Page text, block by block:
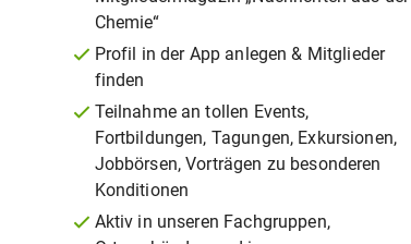
Chemie“
Profil in der App anlegen & Mitglieder
finden
Teilnahme an tollen Events,
Fortbildungen, Tagungen, Exkursionen,
Jobbörsen, Vorträgen zu besonderen
Konditionen
Aktiv in unseren Fachgruppen,